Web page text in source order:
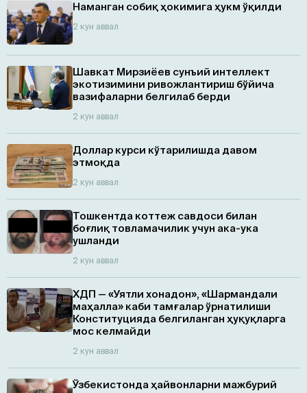
Наманган собиқ ҳокимига ҳукм ўқилди
2 кун аввал
Шавкат Мирзиёев сунъий интеллект
экотизимини ривожлантириш бўйича
вазифаларни белгилаб берди
2 кун аввал
Доллар курси кўтарилишда давом
этмоқда
2 кун аввал
Тошкентда коттеж савдоси билан
боғлиқ товламачилик учун ака-ука
ушланди
2 кун аввал
ХДП — «Уятли хонадон», «Шармандали
маҳалла» каби тамғалар ўрнатилиши
Конституцияда белгиланган ҳуқуқларга
мос келмайди
2 кун аввал
Ўзбекистонда ҳайвонларни мажбурий